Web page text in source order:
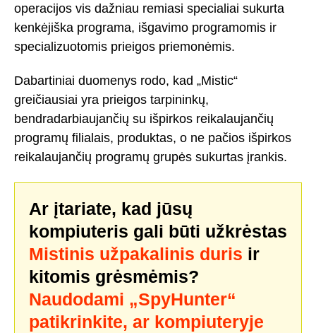
operacijos vis dažniau remiasi specialiai sukurta
kenkėjiška programa, išgavimo programomis ir
specializuotomis prieigos priemonėmis.
Dabartiniai duomenys rodo, kad „Mistic“
greičiausiai yra prieigos tarpininkų,
bendradarbiaujančių su išpirkos reikalaujančių
programų filialais, produktas, o ne pačios išpirkos
reikalaujančių programų grupės sukurtas įrankis.
Ar įtariate, kad jūsų
kompiuteris gali būti užkrėstas
Mistinis užpakalinis duris ir
kitomis grėsmėmis?
Naudodami „SpyHunter“
patikrinkite, ar kompiuteryje